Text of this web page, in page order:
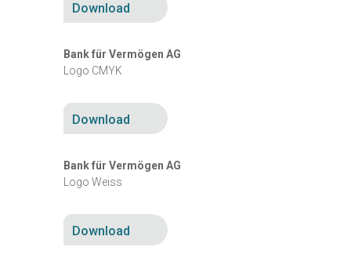
Download
Bank für Vermögen AG
Logo CMYK
Download
Bank für Vermögen AG
Logo Weiss
Download